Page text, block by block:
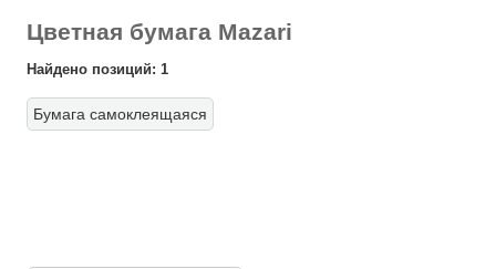
Цветная бумага Mazari
Найдено позиций: 1
Бумага самоклеящаяся